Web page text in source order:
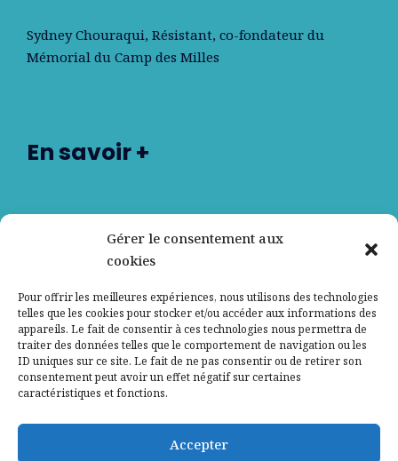
Gérer le consentement aux
cookies
Pour offrir les meilleures expériences, nous utilisons des technologies
telles que les cookies pour stocker et/ou accéder aux informations des
appareils. Le fait de consentir à ces technologies nous permettra de
traiter des données telles que le comportement de navigation ou les
ID uniques sur ce site. Le fait de ne pas consentir ou de retirer son
consentement peut avoir un effet négatif sur certaines
caractéristiques et fonctions.
Accepter
Sydney Chouraqui, Résistant, co-fondateur du
Mémorial du Camp des Milles
En savoir +
Contactez-nous
Mentions légales